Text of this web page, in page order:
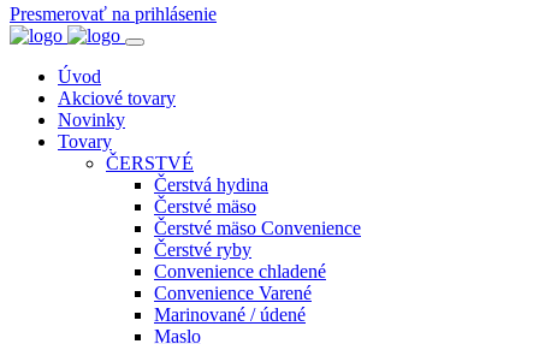
Presmerovať na prihlásenie
Úvod
Akciové tovary
Novinky
Tovary
ČERSTVÉ
Čerstvá hydina
Čerstvé mäso
Čerstvé mäso Convenience
Čerstvé ryby
Convenience chladené
Convenience Varené
Marinované / údené
Maslo